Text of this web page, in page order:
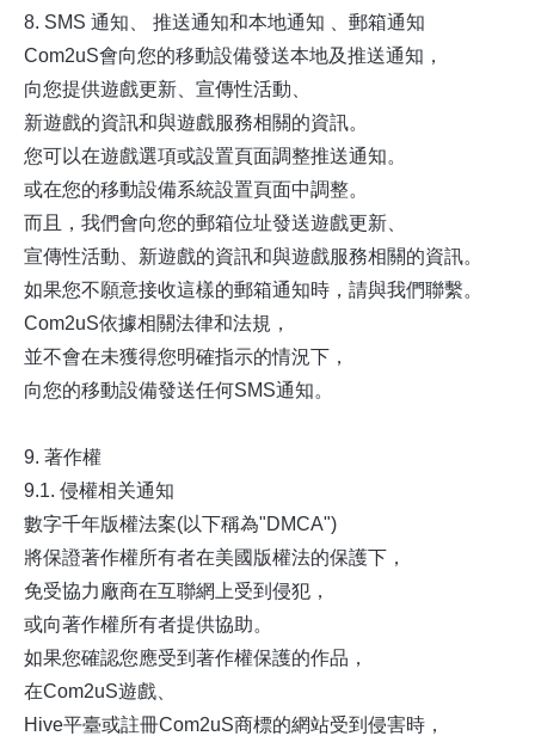
8. SMS 通知、 推送通知和本地通知 、郵箱通知
Com2uS會向您的移動設備發送本地及推送通知，
向您提供遊戲更新、宣傳性活動、
新遊戲的資訊和與遊戲服務相關的資訊。
您可以在遊戲選項或設置頁面調整推送通知。
或在您的移動設備系統設置頁面中調整。
而且，我們會向您的郵箱位址發送遊戲更新、
宣傳性活動、新遊戲的資訊和與遊戲服務相關的資訊。
如果您不願意接收這樣的郵箱通知時，請與我們聯繫。
Com2uS依據相關法律和法規，
並不會在未獲得您明確指示的情況下，
向您的移動設備發送任何SMS通知。
9. 著作權
9.1. 侵權相关通知
數字千年版權法案(以下稱為"DMCA")
將保證著作權所有者在美國版權法的保護下，
免受協力廠商在互聯網上受到侵犯，
或向著作權所有者提供協助。
如果您確認您應受到著作權保護的作品，
在Com2uS遊戲、
Hive平臺或註冊Com2uS商標的網站受到侵害時，